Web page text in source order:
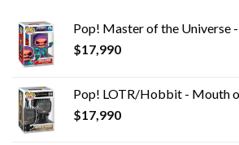
Pop! Master of the Universe
$17,990
Pop! LOTR/Hobbit - Mouth
$17,990